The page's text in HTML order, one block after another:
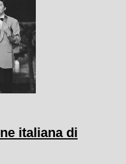
italiana di